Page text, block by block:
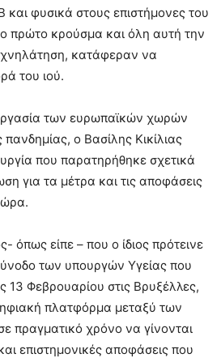
φυσικά στους επιστήμονες του
πρώτο κρούσμα και όλη αυτή την
κατάφεραν να
του ιού.
των ευρωπαϊκών χωρών
ο Βασίλης Κικίλιας
που παρατηρήθηκε σχετικά
για τα μέτρα και τις αποφάσεις
όπως είπε – που ο ίδιος πρότεινε
των υπουργών Υγείας που
13 Φεβρουαρίου στις Βρυξέλλες,
πλατφόρμα μεταξύ των
πραγματικό χρόνο να γίνονται
επιστημονικές αποφάσεις που